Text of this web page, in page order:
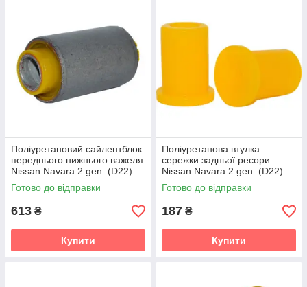
Поліуретановий сайлентблок
переднього нижнього важеля
Nissan Navara 2 gen. (D22)
Пікап (1998-2022) v19
Готово до відправки
613 ₴
Купити
Поліуретанова втулка
сережки задньої ресори
Nissan Navara 2 gen. (D22)
Пікап (1998-2022) v19
Готово до відправки
187 ₴
Купити